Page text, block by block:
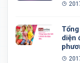
diện
đều,